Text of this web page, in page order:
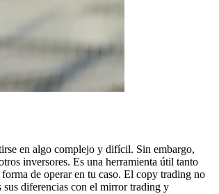
en algo complejo y difícil. Sin embargo,
inversores. Es una herramienta útil tanto
de operar en tu caso. El copy trading no
sus diferencias con el mirror trading y